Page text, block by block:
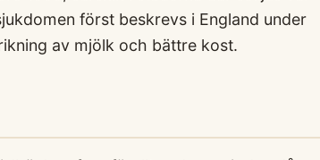
först beskrevs i England under
av mjölk och bättre kost.